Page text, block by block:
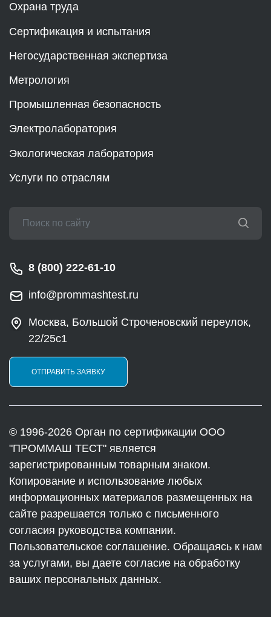
Охрана труда
Сертификация и испытания
Негосударственная экспертиза
Метрология
Промышленная безопасность
Электролаборатория
Экологическая лаборатория
Услуги по отраслям
8 (800) 222-61-10
info@prommashtest.ru
Москва, Большой Строченовский переулок,
22/25с1
ОТПРАВИТЬ ЗАЯВКУ
© 1996-2026 Орган по сертификации ООО
"ПРОММАШ ТЕСТ" является
зарегистрированным товарным знаком.
Копирование и использование любых
информационных материалов размещенных на
сайте разрешается только с письменного
согласия руководства компании.
Пользовательское соглашение. Обращаясь к нам
за услугами, вы даете согласие на обработку
ваших персональных данных.